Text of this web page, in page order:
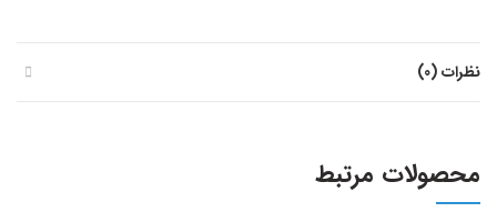
نظرات (0)
محصولات مرتبط